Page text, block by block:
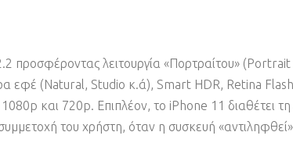
λειτουργία «Πορτραίτου»
(Natural, Studio κ.ά), Smart HDR, Retina
και 720p. Επιπλέον, το iPhone 11 διαθέτει τη
του χρήστη, όταν η συσκευή